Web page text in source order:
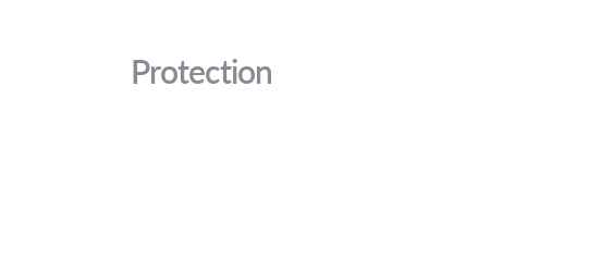
Protection